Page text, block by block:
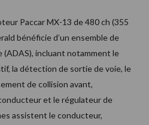
Paccar MX-13 de 480 ch (355
bénéficie d’un ensemble de
(ADAS), incluant notamment le
la détection de sortie de voie, le
de collision avant,
et le régulateur de
assistent le conducteur,